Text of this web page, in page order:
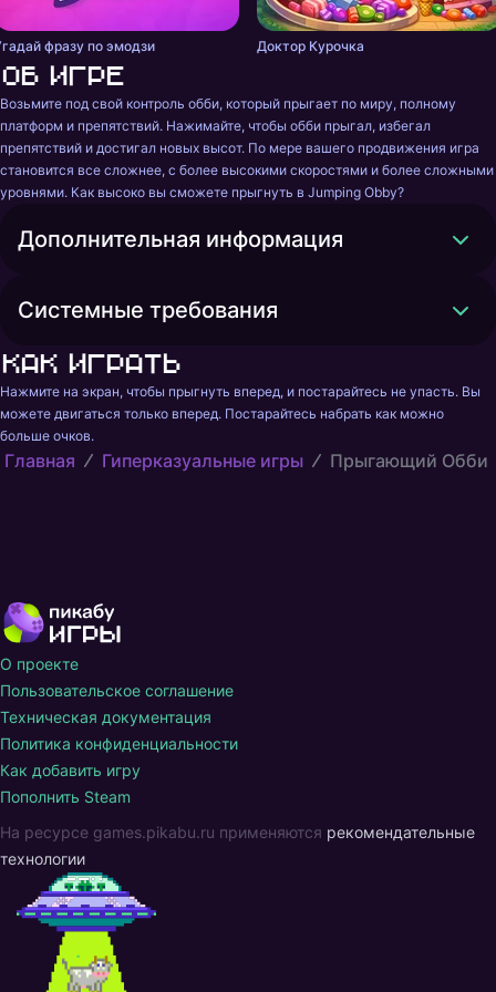
фразу по эмодзи Доктор Курочка
Об игре
Возьмите под свой контроль обби, который прыгает по миру, полному
платформ и препятствий. Нажимайте, чтобы обби прыгал, избегал
препятствий и достигал новых высот. По мере вашего продвижения игра
становится все сложнее, с более высокими скоростями и более сложными
уровнями. Как высоко вы сможете прыгнуть в Jumping Obby?
Дополнительная информация
Системные требования
Как играть
Нажмите на экран, чтобы прыгнуть вперед, и постарайтесь не упасть. Вы
можете двигаться только вперед. Постарайтесь набрать как можно
больше очков.
Главная Гиперказуальные игры Прыгающий Обби
О проекте
Пользовательское соглашение
Техническая документация
Политика конфиденциальности
Как добавить игру
Пополнить Steam
На ресурсе games.pikabu.ru применяются рекомендательные
технологии